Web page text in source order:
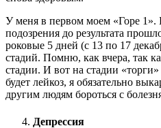
У меня в первом моем «Горе 1».
подозрения до результата
роковые 5 дней (с 13 по 17
стадий. Помню, как вчера, так
стадии. И вот на стадии
будет лейкоз, я обязательно
другим людям бороться с
Депрессия